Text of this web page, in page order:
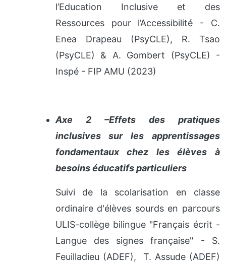
l’Education Inclusive et des
Ressources pour l’Accessibilité - C.
Enea Drapeau (PsyCLE), R. Tsao
(PsyCLE) & A. Gombert (PsyCLE) -
Inspé - FIP AMU (2023)
Axe 2 –Effets des pratiques
inclusives sur les apprentissages
fondamentaux chez les élèves à
besoins éducatifs particuliers
Suivi de la scolarisation en classe
ordinaire d'élèves sourds en parcours
ULIS-collège bilingue "Français écrit -
Langue des signes française" - S.
Feuilladieu (ADEF), T. Assude (ADEF)